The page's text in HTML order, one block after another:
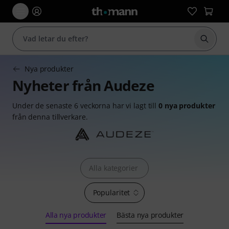
Börja
Nya produkter
Nyheter från Audeze
Under de senaste 6 veckorna har vi lagt till0 nya produkter
från denna tillverkare.
Popularitet
Alla kategorier
Alla nya produkter Bästa nya produkter